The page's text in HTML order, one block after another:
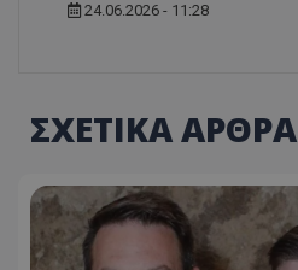
24.06.2026 - 11:28
ΣΧΕΤΙΚΑ ΑΡΘΡΑ